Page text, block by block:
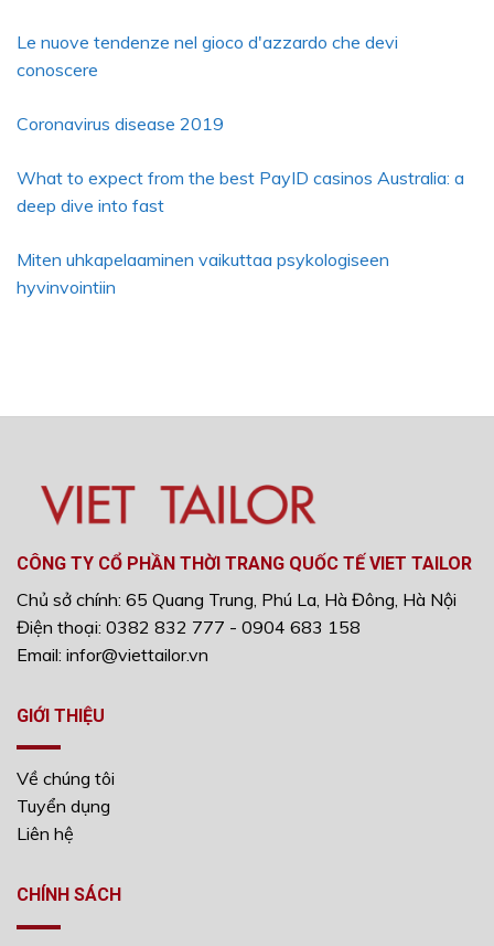
Le nuove tendenze nel gioco d'azzardo che devi
conoscere
Coronavirus disease 2019
What to expect from the best PayID casinos Australia: a
deep dive into fast
Miten uhkapelaaminen vaikuttaa psykologiseen
hyvinvointiin
CÔNG TY CỔ PHẦN THỜI TRANG QUỐC TẾ VIET TAILOR
Chủ sở chính: 65 Quang Trung, Phú La, Hà Đông, Hà Nội
Điện thoại: 0382 832 777 - 0904 683 158
Email: infor@viettailor.vn
GIỚI THIỆU
Về chúng tôi
Tuyển dụng
Liên hệ
CHÍNH SÁCH